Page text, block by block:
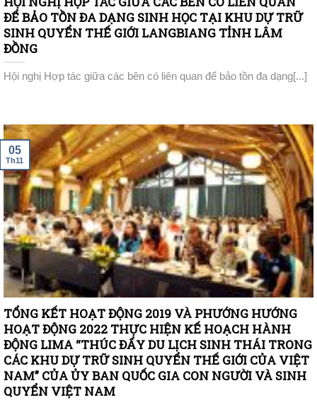
ĐỂ BẢO TỒN ĐA DẠNG SINH HỌC TẠI KHU DỰ TRỮ
SINH QUYỂN THẾ GIỚI LANGBIANG TỈNH LÂM
ĐỒNG
Hội nghị Hợp tác giữa các bên có liên quan để bảo tồn đa dạng[...]
TỔNG KẾT HOẠT ĐỘNG 2019 VÀ PHƯỚNG HƯỚNG
HOẠT ĐỘNG 2022 THỰC HIỆN KẾ HOẠCH HÀNH
ĐỘNG LIMA “THÚC ĐẨY DU LỊCH SINH THÁI TRONG
CÁC KHU DỰ TRỮ SINH QUYỂN THẾ GIỚI CỦA VIỆT
NAM” CỦA ỦY BAN QUỐC GIA CON NGƯỜI VÀ SINH
QUYỂN VIỆT NAM
05
Th11